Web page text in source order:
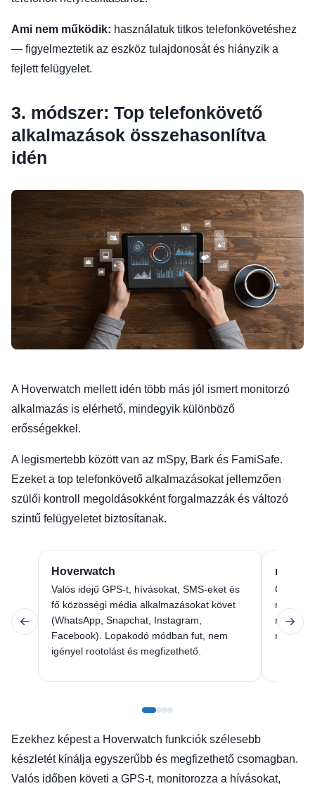
Ami nem működik: használatuk titkos telefonkövetéshez
— figyelmeztetik az eszköz tulajdonosát és hiányzik a
fejlett felügyelet.
3. módszer: Top telefonkövető
alkalmazások összehasonlítva
idén
A Hoverwatch mellett idén több más jól ismert monitorzó
alkalmazás is elérhető, mindegyik különböző
erősségekkel.
A legismertebb között van az mSpy, Bark és FamiSafe.
Ezeket a top telefonkövető alkalmazásokat jellemzően
szülői kontroll megoldásokként forgalmazzák és változó
szintű felügyeletet biztosítanak.
Hoverwatch
Valós idejű GPS-t, hívásokat, SMS-eket és
fő közösségi média alkalmazásokat követ
(WhatsApp, Snapchat, Instagram,
Facebook). Lopakodó módban fut, nem
igényel rootolást és megfizethető.
mSpy
GPS
Ezekhez képest a Hoverwatch funkciók szélesebb
készletét kínálja egyszerűbb és megfizethető csomagban.
Valós időben követi a GPS-t, monitorozza a hívásokat,